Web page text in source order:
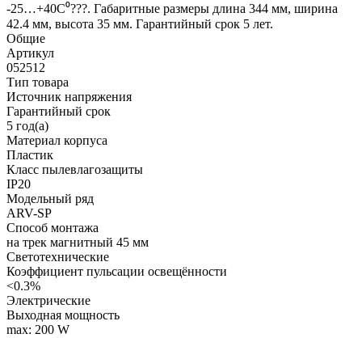
-25…+40C⁰???. Габаритные размеры длина 344 мм, ширина
42.4 мм, высота 35 мм. Гарантийный срок 5 лет.
Общие
Артикул
052512
Тип товара
Источник напряжения
Гарантийный срок
5 год(а)
Материал корпуса
Пластик
Класс пылевлагозащиты
IP20
Модельный ряд
ARV-SP
Способ монтажа
на трек магнитный 45 мм
Светотехнические
Коэффициент пульсации освещённости
<0.3%
Электрические
Выходная мощность
max: 200 W